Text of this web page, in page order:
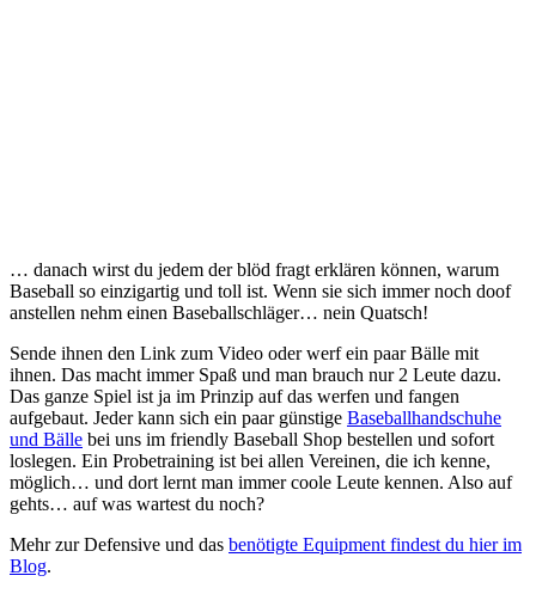
… danach wirst du jedem der blöd fragt erklären können, warum
Baseball so einzigartig und toll ist. Wenn sie sich immer noch doof
anstellen nehm einen Baseballschläger… nein Quatsch!
Sende ihnen den Link zum Video oder werf ein paar Bälle mit
ihnen. Das macht immer Spaß und man brauch nur 2 Leute dazu.
Das ganze Spiel ist ja im Prinzip auf das werfen und fangen
aufgebaut. Jeder kann sich ein paar günstige Baseballhandschuhe
und Bälle bei uns im friendly Baseball Shop bestellen und sofort
loslegen. Ein Probetraining ist bei allen Vereinen, die ich kenne,
möglich… und dort lernt man immer coole Leute kennen. Also auf
gehts… auf was wartest du noch?
Mehr zur Defensive und das benötigte Equipment findest du hier im
Blog.